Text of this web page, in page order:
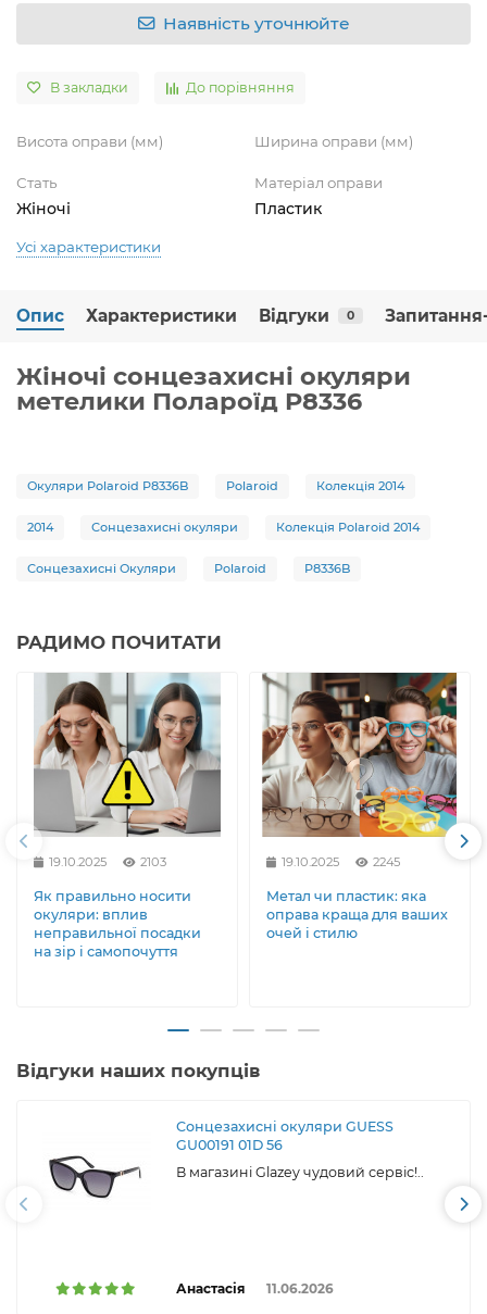
Наявність уточнюйте
В закладки До порівняння
Висота оправи (мм) Ширина оправи (мм)
Стать
Жіночі
Матеріал оправи
Пластик
Усі характеристики
Опис Характеристики Відгуки 0
Жіночі сонцезахисні окуляри
метелики Полароїд P8336
Окуляри Polaroid P8336B Polaroid Колекція 2014
2014 Сонцезахисні окуляри Колекція Polaroid 2014
Сонцезахисні Окуляри Polaroid P8336B
РАДИМО ПОЧИТАТИ
19.10.2025 2103
Як правильно носити
окуляри: вплив
неправильної посадки
на зір і самопочуття
19.10.2025 2245
Метал чи пластик: яка
оправа краща для ваших
очей і стилю
Відгуки наших покупців
Сонцезахисні окуляри GUESS
GU00191 01D 56
В магазині Glazey чудовий сервіс!..
Анастасія 11.06.2026